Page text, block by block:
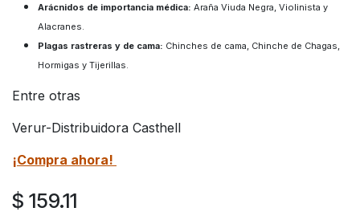
Arácnidos de importancia médica: Araña Viuda Negra, Violinista y
Alacranes.
Plagas rastreras y de cama: Chinches de cama, Chinche de Chagas,
Hormigas y Tijerillas.
Entre otras
Verur-Distribuidora Casthell
¡Compra ahora!
$ 159.11